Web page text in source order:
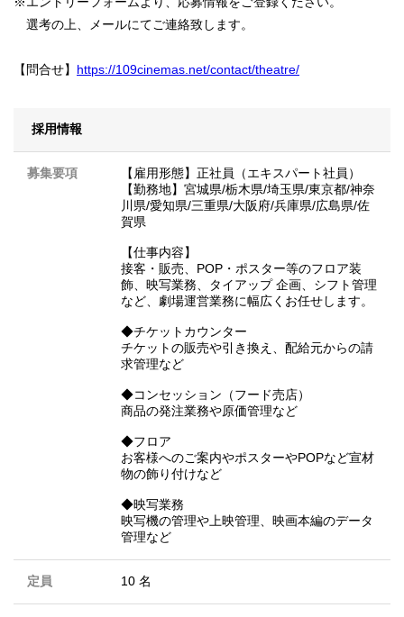
選考の上、メールにてご連絡致します。
【問合せ】 https://109cinemas.net/contact/theatre/
採用情報
募集要項
【雇用形態】正社員（エキスパート社員）
【勤務地】宮城県/栃木県/埼玉県/東京都/神奈
川県/愛知県/三重県/大阪府/兵庫県/広島県/佐
賀県
【仕事内容】
接客・販売、POP・ポスター等のフロア装
飾、映写業務、タイアップ 企画、シフト管理
など、劇場運営業務に幅広くお任せします。
◆チケットカウンター
チケットの販売や引き換え、配給元からの請
求管理など
◆コンセッション（フード売店）
商品の発注業務や原価管理など
◆フロア
お客様へのご案内やポスターやPOPなど宣材
物の飾り付けなど
◆映写業務
映写機の管理や上映管理、映画本編のデータ
管理など
定員 10 名